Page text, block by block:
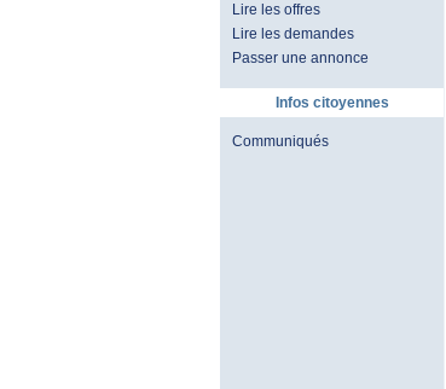
Lire les offres
Lire les demandes
Passer une annonce
Infos citoyennes
Communiqués